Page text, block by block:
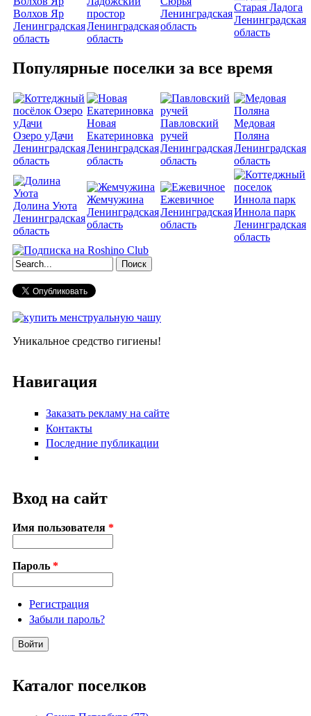
Волхов Яр
Ленинградская
область
простор
Ленинградская
область
Ленинградская
область
Старая Ладога
Ленинградская
область
Популярные поселки за все время
Озеро уДачи
Ленинградская
область
Новая
Екатериновка
Ленинградская
область
Павловский
ручей
Ленинградская
область
Медовая
Поляна
Ленинградская
область
Долина Уюта
Ленинградская
область
Жемчужина
Ленинградская
область
Ежевичное
Ленинградская
область
Иннола парк
Ленинградская
область
Форма поиска
Уникальное средство гигиены!
Навигация
Заказать рекламу на сайте
Контакты
Последние публикации
Вход на сайт
Имя пользователя *
Пароль *
Регистрация
Забыли пароль?
Каталог поселков